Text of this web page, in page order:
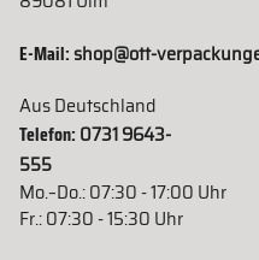
E-Mail:shop@ott-
Aus Deutschland
Telefon: 0731 9643-
555
Mo.–Do.: 07:30 - 17:00 Uhr
Fr.: 07:30 - 15:30 Uhr